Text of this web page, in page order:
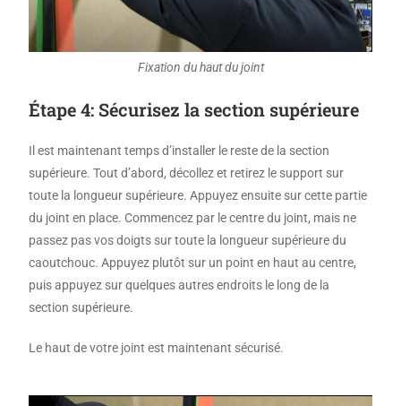
Fixation du haut du joint
Étape 4: Sécurisez la section supérieure
Il est maintenant temps d’installer le reste de la section
supérieure. Tout d’abord, décollez et retirez le support sur
toute la longueur supérieure. Appuyez ensuite sur cette partie
du joint en place. Commencez par le centre du joint, mais ne
passez pas vos doigts sur toute la longueur supérieure du
caoutchouc. Appuyez plutôt sur un point en haut au centre,
puis appuyez sur quelques autres endroits le long de la
section supérieure.
Le haut de votre joint est maintenant sécurisé.